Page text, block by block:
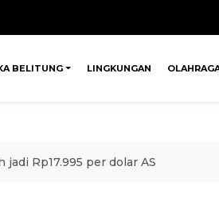
BELITUNG LINGKUNGAN
Rp17.995 per dolar AS